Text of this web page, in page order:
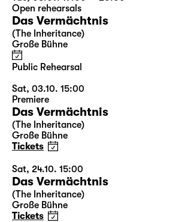
Open rehearsals
Das Vermächtnis
(The Inheritance)
Große Bühne
Public Rehearsal
Sat, 03.10. 15:00
Premiere
Das Vermächtnis
(The Inheritance)
Große Bühne
Tickets
Sat, 24.10. 15:00
Das Vermächtnis
(The Inheritance)
Große Bühne
Tickets